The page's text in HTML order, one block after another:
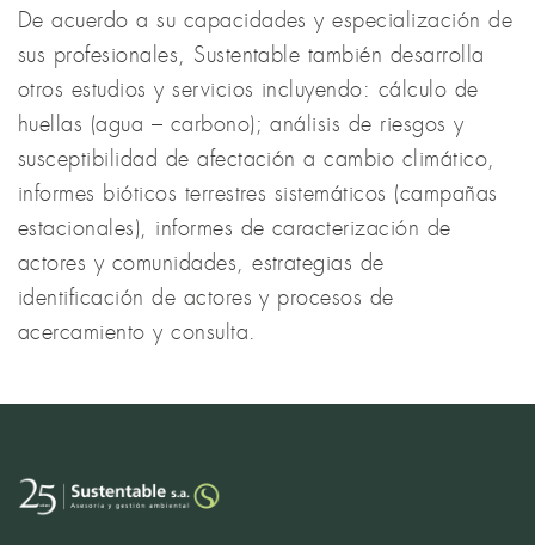
De acuerdo a su capacidades y especialización de
sus profesionales, Sustentable también desarrolla
otros estudios y servicios incluyendo: cálculo de
huellas (agua – carbono); análisis de riesgos y
susceptibilidad de afectación a cambio climático,
informes bióticos terrestres sistemáticos (campañas
estacionales), informes de caracterización de
actores y comunidades, estrategias de
identificación de actores y procesos de
acercamiento y consulta.